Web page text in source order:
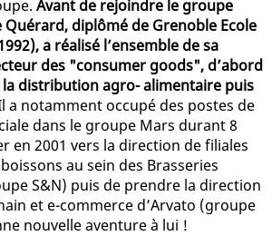
Avant de rejoindre le groupe
Quérard, diplômé de Grenoble Ecole
a réalisé l’ensemble de sa
des "consumer goods", d’abord
la distribution agro- alimentaire puis
a notamment occupé des postes de
dans le groupe Mars durant 8
en 2001 vers la direction de filiales
au sein des Brasseries
S&N) puis de prendre la direction
et e-commerce d’Arvato (groupe
nouvelle aventure à lui !